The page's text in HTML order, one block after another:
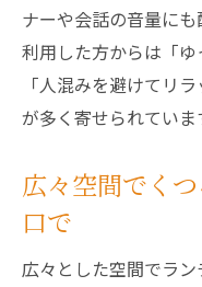
ナーや会話の音量に
利用した方からは「ゆ
「人混みを避けてリ
が多く寄せられていま
広々空間でく
口で
広々とした空間でラ